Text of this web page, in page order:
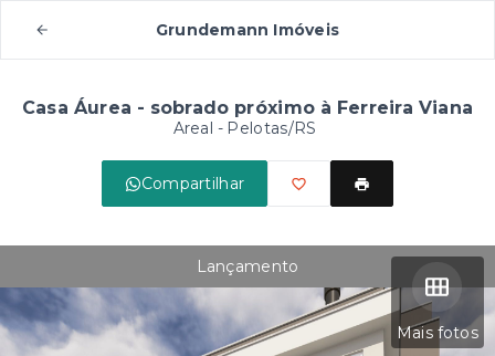
Grundemann Imóveis
Casa Áurea - sobrado próximo à Ferreira Viana
Areal - Pelotas/RS
Compartilhar
Mais fotos
Lançamento